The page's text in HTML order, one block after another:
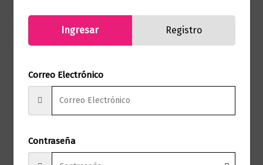
(ISBN)
Marca
Páginas 672
Autor Sarah A. Parker
Sello
Ingresar Registro
Correo Electrónico
Contraseña